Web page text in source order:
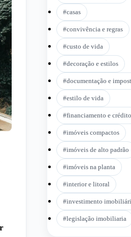
#casas
#convivência e regras
#custo de vida
#decoração e estilos
#documentação e
#estilo de vida
#financiamento e crédito
#imóveis compactos
#imóveis de alto padrão
#imóveis na planta
#interior e litoral
#investimento
#legislação imobiliaria